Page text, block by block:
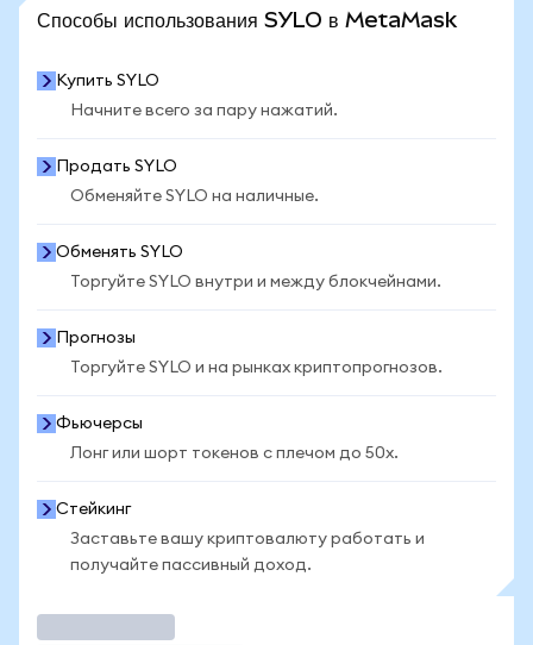
Способы использования SYLO в MetaMask
Купить SYLO
Начните всего за пару нажатий.
Продать SYLO
Обменяйте SYLO на наличные.
Обменять SYLO
Торгуйте SYLO внутри и между блокчейнами.
Прогнозы
Торгуйте SYLO и на рынках криптопрогнозов.
Фьючерсы
Лонг или шорт токенов с плечом до 50x.
Стейкинг
Заставьте вашу криптовалюту работать и
получайте пассивный доход.